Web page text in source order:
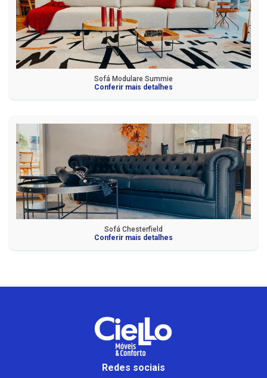
Sofá Modulare Summie
Conferir mais detalhes
Sofá Chesterfield
Conferir mais detalhes
Redes sociais